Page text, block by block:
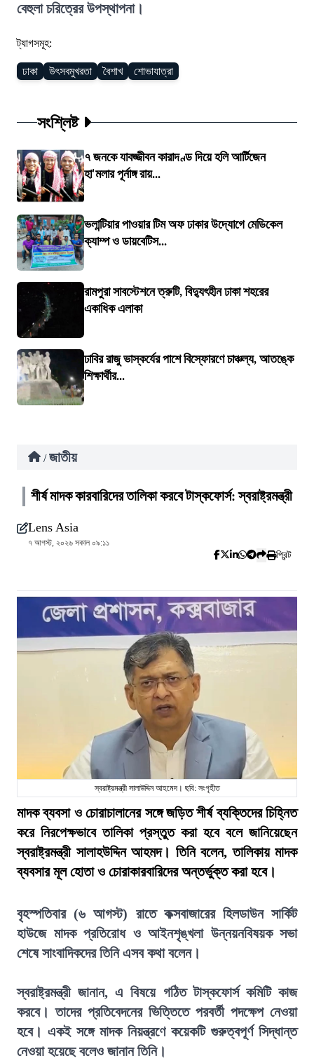
বেহুলা চরিত্রের উপস্থাপনা।
ট্যাগসমূহ:
ঢাকা উৎসবমুখরতা বৈশাখ শোভাযাত্রা
সংশ্লিষ্ট
৭ জনকে যাবজ্জীবন কারাদণ্ড দিয়ে হলি আর্টিজেন
হা'মলার পূর্নাঙ্গ রায়...
ভলান্টিয়ার পাওয়ার টিম অফ ঢাকার উদ্যোগে মেডিকেল
ক্যাম্প ও ডায়বেটিস...
রামপুরা সাবস্টেশনে ত্রুটি, বিদ্যুৎহীন ঢাকা শহরের
একাধিক এলাকা
ঢাবির রাজু ভাস্কর্যের পাশে বিস্ফোরণে চাঞ্চল্য, আতঙ্কে
শিক্ষার্থীর...
/ জাতীয়
শীর্ষ মাদক কারবারিদের তালিকা করবে টাস্কফোর্স: স্বরাষ্ট্রমন্ত্রী
Lens Asia
৭ আগস্ট, ২০২৬ সকাল ০৯:১১
প্রিন্ট
স্বরাষ্ট্রমন্ত্রী সালাউদ্দিন আহমেদ। ছবি: সংগৃহীত
মাদক ব্যবসা ও চোরাচালানের সঙ্গে জড়িত শীর্ষ ব্যক্তিদের চিহ্নিত
করে নিরপেক্ষভাবে তালিকা প্রস্তুত করা হবে বলে জানিয়েছেন
স্বরাষ্ট্রমন্ত্রী সালাহউদ্দিন আহমদ। তিনি বলেন, তালিকায় মাদক
ব্যবসার মূল হোতা ও চোরাকারবারিদের অন্তর্ভুক্ত করা হবে।
বৃহস্পতিবার (৬ আগস্ট) রাতে কক্সবাজারের হিলডাউন সার্কিট
হাউজে মাদক প্রতিরোধ ও আইনশৃঙ্খলা উন্নয়নবিষয়ক সভা
শেষে সাংবাদিকদের তিনি এসব কথা বলেন।
স্বরাষ্ট্রমন্ত্রী জানান, এ বিষয়ে গঠিত টাস্কফোর্স কমিটি কাজ
করবে। তাদের প্রতিবেদনের ভিত্তিতে পরবর্তী পদক্ষেপ নেওয়া
হবে। একই সঙ্গে মাদক নিয়ন্ত্রণে কয়েকটি গুরুত্বপূর্ণ সিদ্ধান্ত
নেওয়া হয়েছে বলেও জানান তিনি।